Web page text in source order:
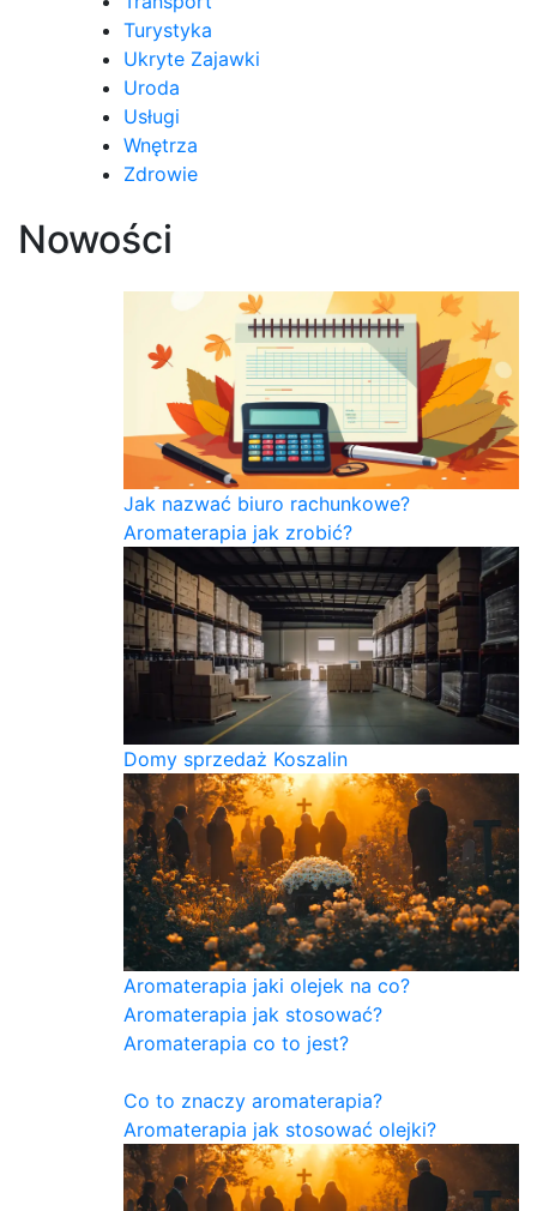
Turystyka
Ukryte Zajawki
Uroda
Usługi
Wnętrza
Zdrowie
Nowości
Jak nazwać biuro rachunkowe?
Aromaterapia jak zrobić?
Domy sprzedaż Koszalin
Aromaterapia jaki olejek na co?
Aromaterapia jak stosować?
Aromaterapia co to jest?
Co to znaczy aromaterapia?
Aromaterapia jak stosować olejki?